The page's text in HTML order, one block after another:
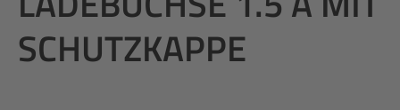
SCHUTZKAPPE